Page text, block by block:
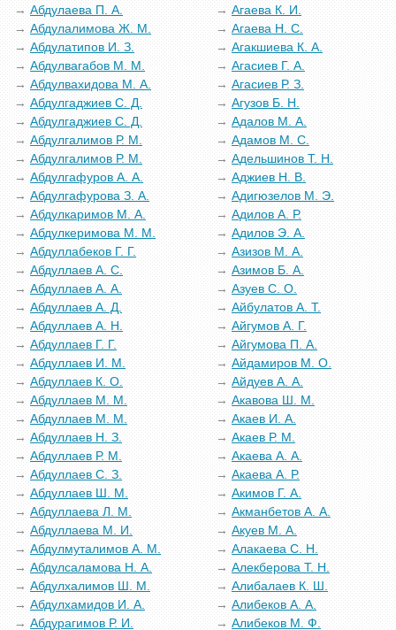
Абдулаева П. А.
Абдулалимова Ж. М.
Абдулатипов И. З.
Абдулвагабов М. М.
Абдулвахидова М. А.
Абдулгаджиев С. Д.
Абдулгаджиев С. Д.
Абдулгалимов Р. М.
Абдулгалимов Р. М.
Абдулгафуров А. А.
Абдулгафурова З. А.
Абдулкаримов М. А.
Абдулкеримова М. М.
Абдуллабеков Г. Г.
Абдуллаев А. С.
Абдуллаев А. А.
Абдуллаев А. Д.
Абдуллаев А. Н.
Абдуллаев Г. Г.
Абдуллаев И. М.
Абдуллаев К. О.
Абдуллаев М. М.
Абдуллаев М. М.
Абдуллаев Н. З.
Абдуллаев Р. М.
Абдуллаев С. З.
Абдуллаев Ш. М.
Абдуллаева Л. М.
Абдуллаева М. И.
Абдулмуталимов А. М.
Абдулсаламова Н. А.
Абдулхалимов Ш. М.
Абдулхамидов И. А.
Абдурагимов Р. И.
Агаева К. И.
Агаева Н. С.
Агакшиева К. А.
Агасиев Г. А.
Агасиев Р. З.
Агузов Б. Н.
Адалов М. А.
Адамов М. С.
Адельшинов Т. Н.
Аджиев Н. В.
Адигюзелов М. Э.
Адилов А. Р.
Адилов Э. А.
Азизов М. А.
Азимов Б. А.
Азуев С. О.
Айбулатов А. Т.
Айгумов А. Г.
Айгумова П. А.
Айдамиров М. О.
Айдуев А. А.
Акавова Ш. М.
Акаев И. А.
Акаев Р. М.
Акаева А. А.
Акаева А. Р.
Акимов Г. А.
Акманбетов А. А.
Акуев М. А.
Алакаева С. Н.
Алекберова Т. Н.
Алибалаев К. Ш.
Алибеков А. А.
Алибеков М. Ф.